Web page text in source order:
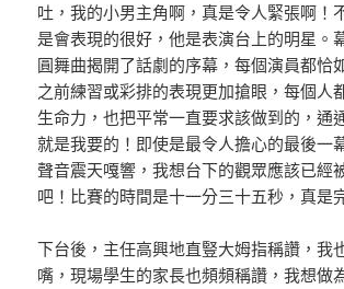
吐，我的小男主角啊，真是令人緊張啊！
是會表現的很好，他是表演台上的明星。
圓舞曲揭開了話劇的序幕，每個演員都恰
之前練習或彩排的表現更加搶眼，每個人
生命力，也把平常一直要求該做到的，通
就是我要的！即使是最令人擔心的最後一
聲音震天嘎響，我想台下的觀眾應該已經
吧！比賽的時間是十一分三十五秒，真是
下台後，主任高興地直豎大姆指稱讚，我
嘴，現場學生的家長也頻頻稱讚，我想做